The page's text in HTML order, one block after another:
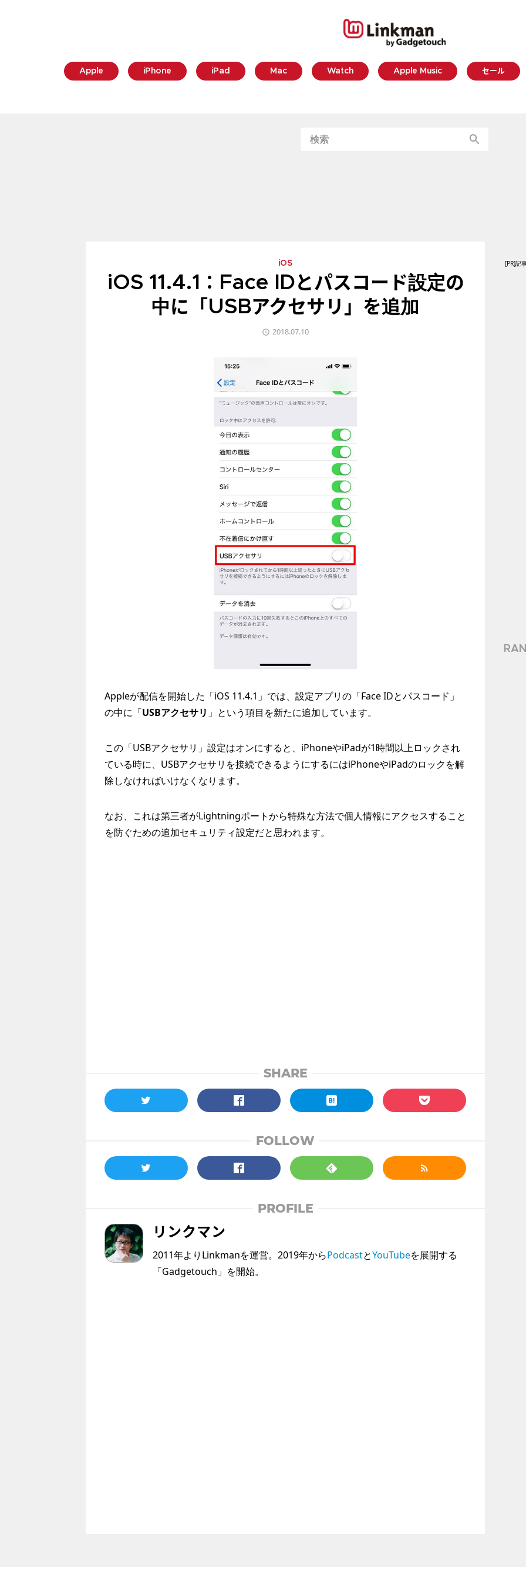
Apple iPhone iPad Mac Watch Apple Music セール
iOS
iOS 11.4.1：Face IDとパスコード設定の
中に「USBアクセサリ」を追加
2018.07.10
Appleが配信を開始した「iOS 11.4.1」では、設定アプリの「Face IDとパスコード」
の中に「USBアクセサリ 」という項目を新たに追加しています。
この「USBアクセサリ」設定はオンにすると、iPhoneやiPadが1時間以上ロックされ
ている時に、USBアクセサリを接続できるようにするにはiPhoneやiPadのロックを解
除しなければいけなくなります。
なお、これは第三者がLightningポートから特殊な方法で個人情報にアクセスすること
を防ぐための追加セキュリティ設定だと思われます。
SHARE
FOLLOW
PROFILE
リンクマン
2011年よりLinkmanを運営。2019年からPodcastとYouTubeを展開する
「Gadgetouch」を開始。
[PR]記